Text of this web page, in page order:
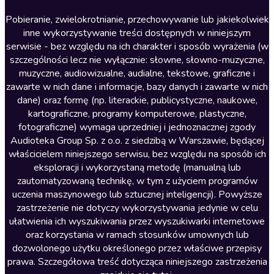
Literatura anglojęzyczna
Literatura faktu
Literatura obyczajowa
Literatura piękna obca
Literatura piękna polska
Nagrania relaksacyjne
Nauka języków
Nauki humanistyczne
Podcasty i audycje
Polityka
Prasa
Religia
Romans
Pobieranie, zwielokrotnianie, przechowywanie lub jakiekolwiek
inne wykorzystywanie treści dostępnych w niniejszym
serwisie - bez względu na ich charakter i sposób wyrażenia (w
szczególności lecz nie wyłącznie: słowne, słowno-muzyczne,
muzyczne, audiowizualne, audialne, tekstowe, graficzne i
zawarte w nich dane i informacje, bazy danych i zawarte w nich
dane) oraz formę (np. literackie, publicystyczne, naukowe,
kartograficzne, programy komputerowe, plastyczne,
fotograficzne) wymaga uprzedniej i jednoznacznej zgody
Audioteka Group Sp. z o.o. z siedzibą w Warszawie, będącej
właścicielem niniejszego serwisu, bez względu na sposób ich
eksploracji i wykorzystaną metodę (manualną lub
zautomatyzowaną technikę, w tym z użyciem programów
uczenia maszynowego lub sztucznej inteligencji). Powyższe
zastrzeżenie nie dotyczy wykorzystywania jedynie w celu
ułatwienia ich wyszukiwania przez wyszukiwarki internetowe
oraz korzystania w ramach stosunków umownych lub
dozwolonego użytku określonego przez właściwe przepisy
prawa. Szczegółowa treść dotycząca niniejszego zastrzeżenia